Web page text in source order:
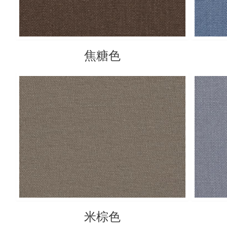
焦糖色
米棕色